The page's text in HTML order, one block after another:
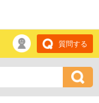
質問する